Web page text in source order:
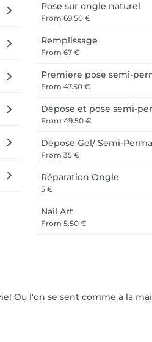
Pose sur ongle naturel
From 69.50 €
Remplissage
From 67 €
Premiere pose semi-
From 47.50 €
Dépose et pose semi-
From 49.50 €
Dépose Gel/ Semi-
From 35 €
Réparation Ongle
5 €
Nail Art
From 5.50 €
Ou l'on se sent comme à la